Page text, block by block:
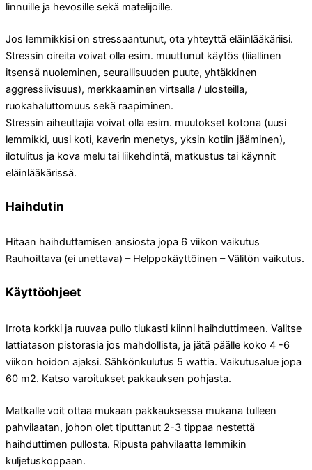
linnuille ja hevosille sekä matelijoille.
Jos lemmikkisi on stressaantunut, ota yhteyttä eläinlääkäriisi.
Stressin oireita voivat olla esim. muuttunut käytös (liiallinen
itsensä nuoleminen, seurallisuuden puute, yhtäkkinen
aggressiivisuus), merkkaaminen virtsalla / ulosteilla,
ruokahaluttomuus sekä raapiminen.
Stressin aiheuttajia voivat olla esim. muutokset kotona (uusi
lemmikki, uusi koti, kaverin menetys, yksin kotiin jääminen),
ilotulitus ja kova melu tai liikehdintä, matkustus tai käynnit
eläinlääkärissä.
Haihdutin
Hitaan haihduttamisen ansiosta jopa 6 viikon vaikutus
Rauhoittava (ei unettava) – Helppokäyttöinen – Välitön vaikutus.
Käyttöohjeet
Irrota korkki ja ruuvaa pullo tiukasti kiinni haihduttimeen. Valitse
lattiatason pistorasia jos mahdollista, ja jätä päälle koko 4 -6
viikon hoidon ajaksi. Sähkönkulutus 5 wattia. Vaikutusalue jopa
60 m2. Katso varoitukset pakkauksen pohjasta.
Matkalle voit ottaa mukaan pakkauksessa mukana tulleen
pahvilaatan, johon olet tiputtanut 2-3 tippaa nestettä
haihduttimen pullosta. Ripusta pahvilaatta lemmikin
kuljetuskoppaan.